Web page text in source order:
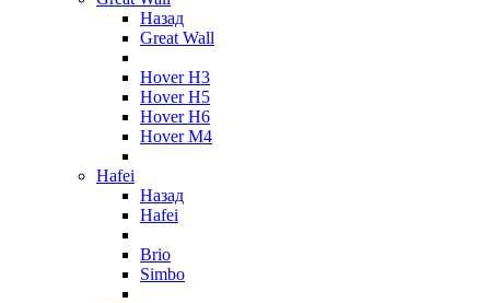
Назад
Great Wall
Hover H3
Hover H5
Hover H6
Hover M4
Hafei
Назад
Hafei
Brio
Simbo